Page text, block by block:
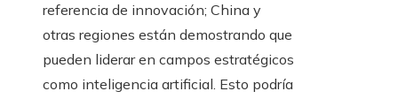
referencia de innovación; China y
otras regiones están demostrando que
pueden liderar en campos estratégicos
como inteligencia artificial. Esto podría